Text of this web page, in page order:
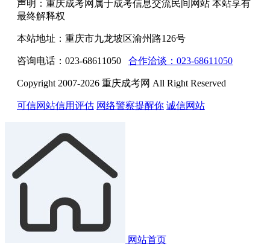
声明：重庆成考网属于成考信息交流民间网站 本站享有
最终解释权
本站地址：重庆市九龙坡区渝州路126号
咨询电话：023-68611050 合作洽谈：023-68611050
Copyright 2007-2026 重庆成考网 All Right Reserved
可信网站信用评估 网络警察提醒你 诚信网站
网站首页